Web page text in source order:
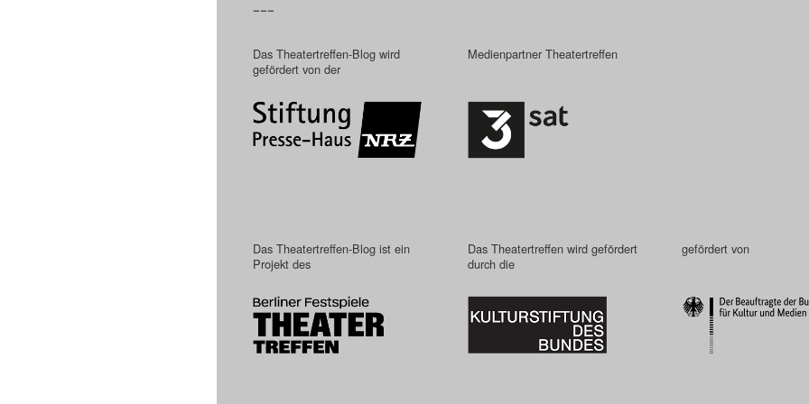
–––
Das Theatertreffen-Blog wird
gefördert von der
Medienpartner Theatertreffen
Das Theatertreffen-Blog ist ein
Projekt des
Das Theatertreffen wird gefördert
durch die
gefördert von